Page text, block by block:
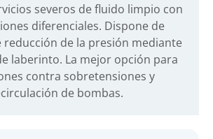
severos de fluido limpio con
diferenciales. Dispone de
reducción de la presión mediante
laberinto. La mejor opción para
contra sobretensiones y
de bombas.